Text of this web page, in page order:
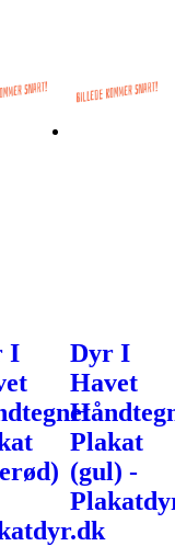
I
Dyr I
Havet
Plakat
(gul) -